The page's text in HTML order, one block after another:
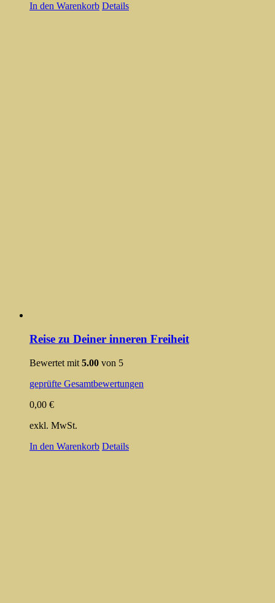
In den Warenkorb Details
Reise zu Deiner inneren Freiheit
Bewertet mit 5.00 von 5
geprüfte Gesamtbewertungen
0,00 €
exkl. MwSt.
In den Warenkorb Details